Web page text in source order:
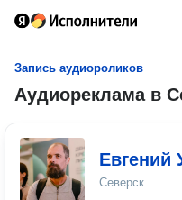
Запись аудиороликов
Аудиореклама в
Евгений
Северск